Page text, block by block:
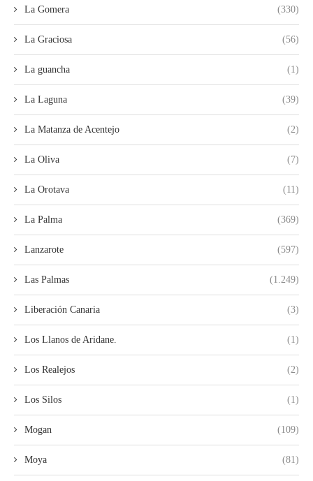
La Gomera (330)
La Graciosa (56)
La guancha (1)
La Laguna (39)
La Matanza de Acentejo (2)
La Oliva (7)
La Orotava (11)
La Palma (369)
Lanzarote (597)
Las Palmas (1.249)
Liberación Canaria (3)
Los Llanos de Aridane. (1)
Los Realejos (2)
Los Silos (1)
Mogan (109)
Moya (81)